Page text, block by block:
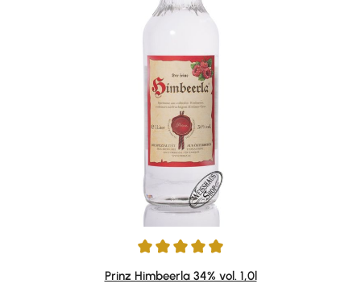
Durchschnittliche Bewertung von 4.9 von 5 Sternen
Prinz Himbeerla 34% vol. 1,0l